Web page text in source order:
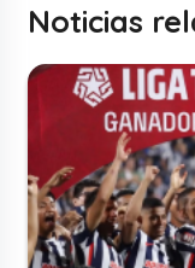
Noticias